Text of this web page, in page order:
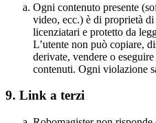
Ogni contenuto presente
video, ecc.) è di proprietà
licenziatari e protetto da
L’utente non può copiare,
derivate, vendere o
contenuti. Ogni violazione
9. Link a terzi